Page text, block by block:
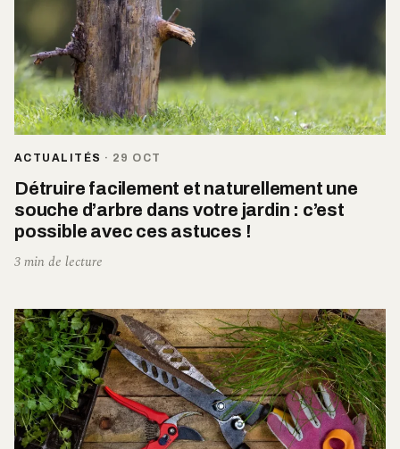
ACTUALITÉS · 29 OCT
Détruire facilement et naturellement une
souche d’arbre dans votre jardin : c’est
possible avec ces astuces !
3 min de lecture